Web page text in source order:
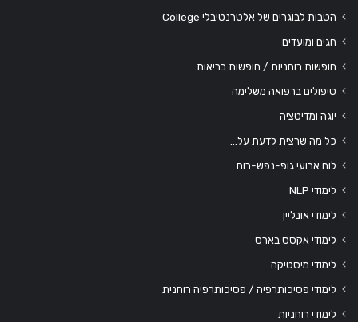
הטבות לבוגרים של אלטרנטיבלי College
חגים ומועדים
חופשות רוחניות / חופשות בריאות
טיפולים ברפואה משלימה
יוגה ומדיטציה
כל מה שרצית לדעת על…
לוח ארועי גופ-נפש-רוח
לימודי NLP
לימודי אונליין
לימודי אקסס בארס
לימודי מיסטיקה
לימודי פסיכותרפיה / פסיכותרפיה רוחנית
לימודי רוחניות